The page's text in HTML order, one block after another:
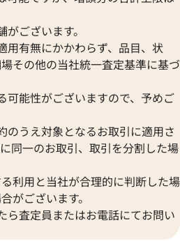
2024年7月10日時
ございます。
用有無にかかわらず、品目、状
その他の当社統一査定基準に基づ
可能性がございますので、予めご
のうえ対象となるお取引に適用さ
同一のお取引、取引を分割した場
利用と当社が合理的に判断した場
がございます。
ら査定員またはお電話にてお問い